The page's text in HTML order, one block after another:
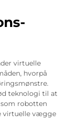
virtuelle
hvorpå
teknologi til at
robotten
virtuelle vægge